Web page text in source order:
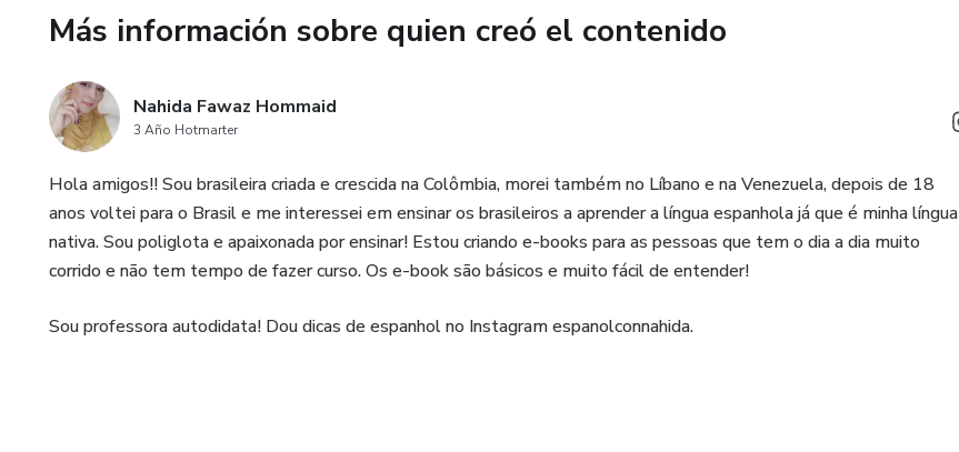
Más información sobre quien creó el contenido
Nahida Fawaz Hommaid
3 Año Hotmarter
Hola amigos!! Sou brasileira criada e crescida na Colômbia, morei também no Líbano e na Venezuela, depois de 18
anos voltei para o Brasil e me interessei em ensinar os brasileiros a aprender a língua espanhola já que é minha língua
nativa. Sou poliglota e apaixonada por ensinar! Estou criando e-books para as pessoas que tem o dia a dia muito
corrido e não tem tempo de fazer curso. Os e-book são básicos e muito fácil de entender!
Sou professora autodidata! Dou dicas de espanhol no Instagram espanolconnahida.